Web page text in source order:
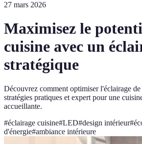
27 mars 2026
Maximisez le
cuisine avec un
stratégique
Découvrez comment optimiser l'éclairage
stratégies pratiques et expert pour une
accueillante.
#éclairage cuisine#LED#design intérieur#
d'énergie#ambiance intérieure